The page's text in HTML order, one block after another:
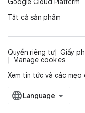
Google Cloud Platform
Tất cả sản phẩm
Quyền riêng tư Giấy
Manage cookies
Xem tin tức và các mẹo